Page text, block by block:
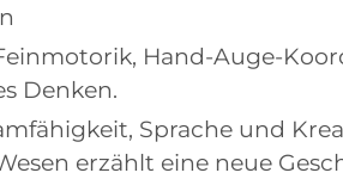
Hand-Auge-
Denken.
Sprache und
erzählt eine neue